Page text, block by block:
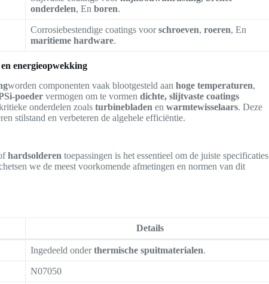
onderdelen, Enboren.
Corrosiebestendige coatings voorschroeven,roeren, En
maritieme hardware.
energieopwekking
worden componenten vaak blootgesteld aanhoge temperaturen,
poeder vermogen om te vormendichte, slijtvaste coatings
onderdelen zoalsturbinebladen enwarmtewisselaars. Deze
stilstand en verbeteren de algehele efficiëntie.
hardsolderen toepassingen is het essentieel om de juiste specificaties
we de meest voorkomende afmetingen en normen van dit
Details
Ingedeeld onderthermische spuitmaterialen.
N07050